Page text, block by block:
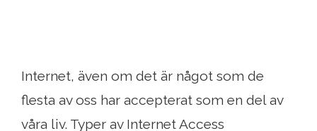
Internet, även om det är något som de
flesta av oss har accepterat som en del av
våra liv. Typer av Internet Access